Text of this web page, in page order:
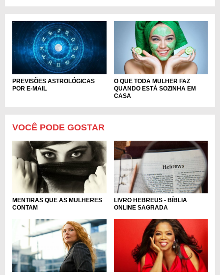
PREVISÕES ASTROLÓGICAS
POR E-MAIL
O QUE TODA MULHER FAZ
QUANDO ESTÁ SOZINHA EM
CASA
VOCÊ PODE GOSTAR
MENTIRAS QUE AS MULHERES
CONTAM
LIVRO HEBREUS - BÍBLIA
ONLINE SAGRADA